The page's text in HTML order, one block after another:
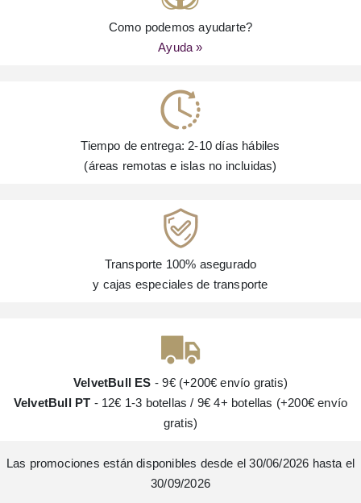
Como podemos ayudarte?
Ayuda »
Tiempo de entrega: 2-10 días hábiles
(áreas remotas e islas no incluidas)
Transporte 100% asegurado
y cajas especiales de transporte
VelvetBull ES - 9€ (+200€ envío gratis)
VelvetBull PT - 12€ 1-3 botellas / 9€ 4+ botellas (+200€ envío
gratis)
Las promociones están disponibles desde el 30/06/2026 hasta el
30/09/2026